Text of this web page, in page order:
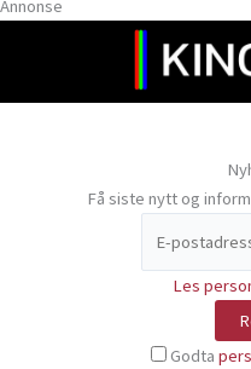
Annonse
Få siste nytt og
Les
Godta